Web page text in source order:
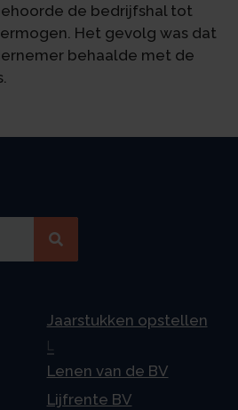
de bedrijfshal tot
Het gevolg was dat
behaalde met de
Jaarstukken opstellen
L
Lenen van de BV
Lijfrente BV